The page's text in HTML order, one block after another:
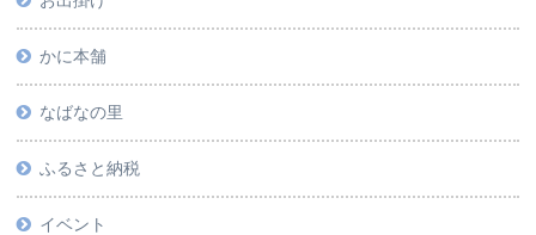
かに本舗
なばなの里
ふるさと納税
イベント